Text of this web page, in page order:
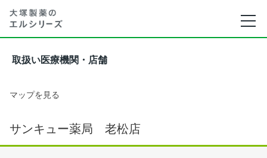
取扱い医療機関・店舗
マップを見る
サンキュー薬局 老松店